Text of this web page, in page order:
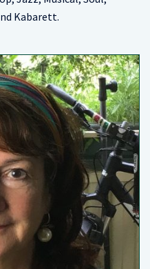
Kabarett.